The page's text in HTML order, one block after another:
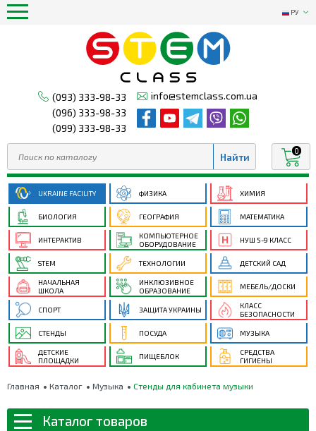
РУ
(093) 333-98-33
(096) 333-98-33
(099) 333-98-33
info@stemclass.com.ua
0
UKRAINE FACILITY ФИЗИКА ХИМИЯ
БИОЛОГИЯ ГЕОГРАФИЯ МАТЕМАТИКА
ИНТЕРАКТИВ
КОМПЬЮТЕРНОЕ
ОБОРУДОВАНИЕ
НУШ 5-9 КЛАСС
STEM ТЕХНОЛОГИИ ДЕТСКИЙ САД
НАЧАЛЬНАЯ
ШКОЛА
ИНКЛЮЗИВНОЕ
ОБРАЗОВАНИЕ
МЕБЕЛЬ/ДОСКИ
СПОРТ ЗАЩИТА УКРАИНЫ
КЛАСС
БЕЗОПАСНОСТИ
СТЕНДЫ ПОСУДА МУЗЫКА
ДЕТСКИЕ
ПЛОЩАДКИ
ПИЩЕБЛОК
СРЕДСТВА
ГИГИЕНЫ
Главная Каталог Музыка Стенды для кабинета музыки
Каталог товаров